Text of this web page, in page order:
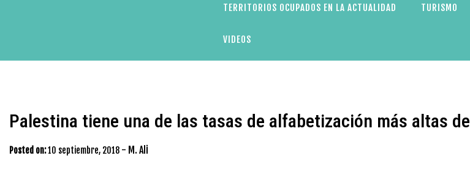
TERRITORIOS OCUPADOS EN LA ACTUALIDAD TURISMO
VIDEOS
Palestina tiene una de las tasas de alfabetización más altas
Posted on:10 septiembre, 2018 - M. Ali